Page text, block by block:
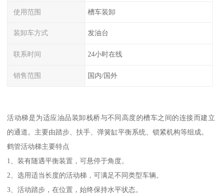
使用范围 槽车装卸
装卸车方式 发油台
联系时间 24小时在线
销售范围 国内/国外
活动梯是为适应油品装卸栈桥与不同高度的槽车之间的连接而建立
的通道。主要由踏步、扶手、弹簧缸平衡系统、锁紧机构等组成。
鹤管活动梯主要特点
1、装有随遇平衡装置，可悬停于角度。
2、选用适当长度的活动梯，可满足不同类型车辆。
3、活动踏步，在位置，始终保持水平状态。